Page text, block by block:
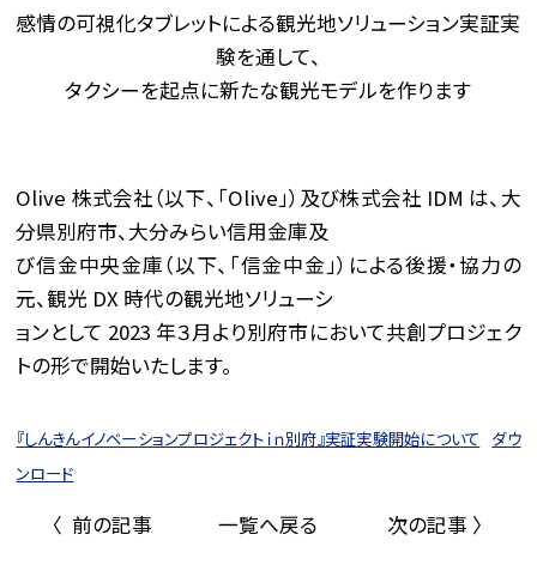
感情の可視化タブレットによる観光地ソリューション実証実
験を通して、
タクシーを起点に新たな観光モデルを作ります
Olive 株式会社（以下、「Olive」）及び株式会社 IDM は、大
分県別府市、大分みらい信用金庫及
び信金中央金庫（以下、「信金中金」）による後援・協力の
元、観光 DX 時代の観光地ソリューシ
ョンとして 2023 年３月より別府市において共創プロジェク
トの形で開始いたします。
『しんきんイノベーションプロジェクトｉｎ別府』実証実験開始について ダウ
ンロード
〈 前の記事 一覧へ戻る 次の記事 〉